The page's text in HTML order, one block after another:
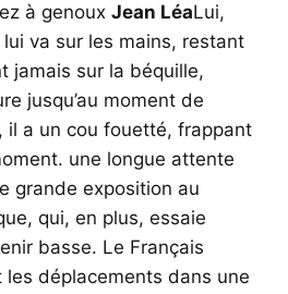
à genoux Jean LéaLui,
va sur les mains, restant
jamais sur la béquille,
jusqu’au moment de
il a un cou fouetté, frappant
une longue attente
grande exposition au
qui, en plus, essaie
basse. Le Français
déplacements dans une